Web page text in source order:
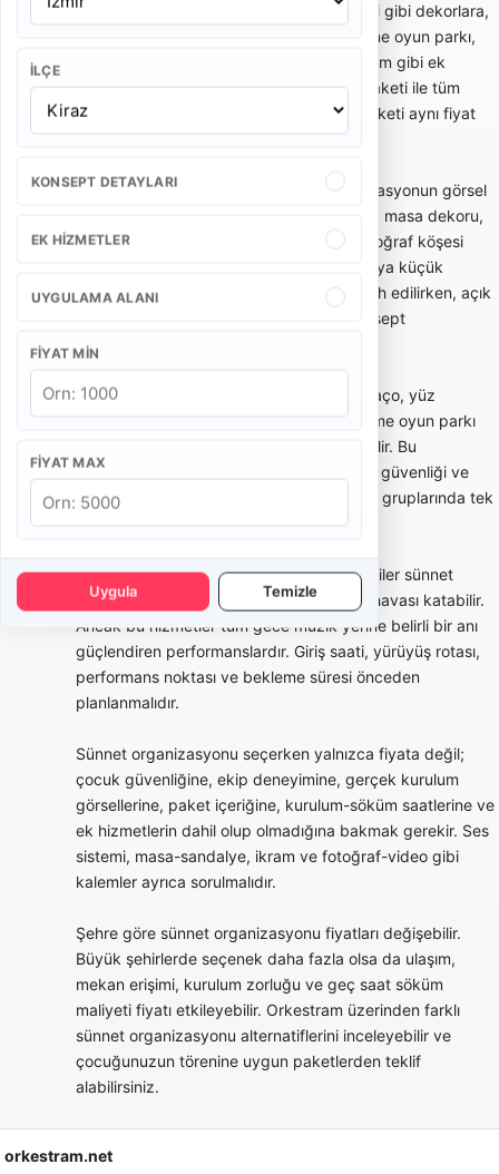
İLÇE
KONSEPT DETAYLARI
EK HIZMETLER
UYGULAMA ALANI
FIYAT MIN
FIYAT MAX
Uygula Temizle
tipine, sünnet tahtı veya padişah konsepti gibi dekorlara,
animasyon ekibine, palyaço, maskot, şişme oyun parkı,
mehter, bando, DJ, fotoğraf-video ve ikram gibi ek
hizmetlere göre değişir. Temel süsleme paketi ile tüm
eğlence akışını içeren kapsamlı sünnet paketi aynı fiyat
aralığında olmaz.
Sünnet tahtı ve konsept süsleme, organizasyonun görsel
merkezini oluşturur. Taht modeli, arka fon, masa dekoru,
balon/ışık kullanımı, karşılama alanı ve fotoğraf köşesi
mekanın ölçüsüne göre seçilmelidir. Ev veya küçük
salonlarda daha kompakt kurulumlar tercih edilirken, açık
alan ve büyük salonlarda daha geniş konsept
uygulanabilir.
Çocuk eğlencesi tarafında animatör, palyaço, yüz
boyama, yarışmalar, maskot karakter, şişme oyun parkı
veya mini show gibi seçenekler kullanılabilir. Bu
hizmetlerde yaş grubu, çocuk sayısı, alan güvenliği ve
program süresi önemlidir. Kalabalık çocuk gruplarında tek
animatör yeterli olmayabilir.
Mehter, bando veya davul şov gibi gösteriler sünnet
organizasyonuna güçlü bir giriş ve tören havası katabilir.
Ancak bu hizmetler tüm gece müzik yerine belirli bir anı
güçlendiren performanslardır. Giriş saati, yürüyüş rotası,
performans noktası ve bekleme süresi önceden
planlanmalıdır.
Sünnet organizasyonu seçerken yalnızca fiyata değil;
çocuk güvenliğine, ekip deneyimine, gerçek kurulum
görsellerine, paket içeriğine, kurulum-söküm saatlerine ve
ek hizmetlerin dahil olup olmadığına bakmak gerekir. Ses
sistemi, masa-sandalye, ikram ve fotoğraf-video gibi
kalemler ayrıca sorulmalıdır.
Şehre göre sünnet organizasyonu fiyatları değişebilir.
Büyük şehirlerde seçenek daha fazla olsa da ulaşım,
mekan erişimi, kurulum zorluğu ve geç saat söküm
maliyeti fiyatı etkileyebilir. Orkestram üzerinden farklı
sünnet organizasyonu alternatiflerini inceleyebilir ve
çocuğunuzun törenine uygun paketlerden teklif
alabilirsiniz.
orkestram.net